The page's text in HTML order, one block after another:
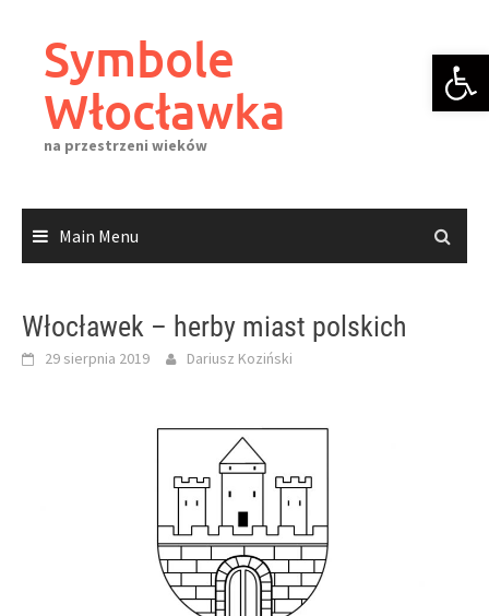
contentSymbole
Włocławka
na przestrzeni wieków
Main Menu
Włocławek – herby miast polskich
29 sierpnia 2019 Dariusz Koziński